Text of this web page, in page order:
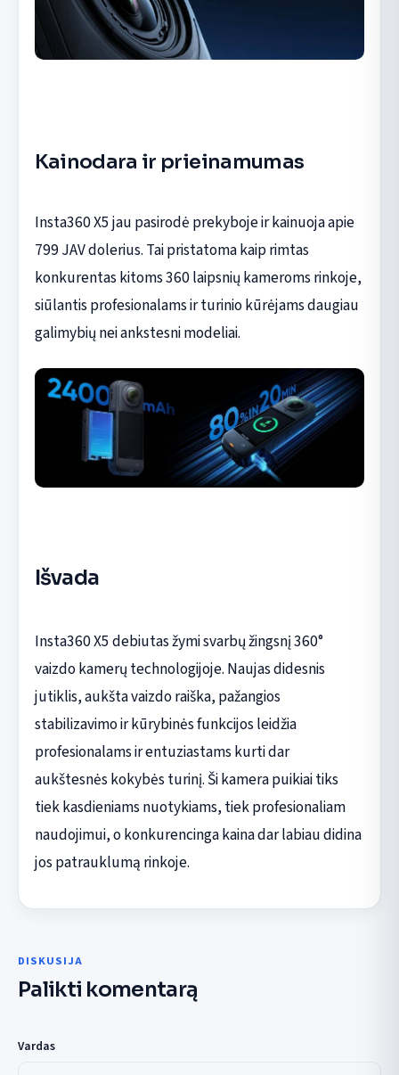
Kainodara ir prieinamumas
Insta360 X5 jau pasirodė prekyboje ir kainuoja apie
799 JAV dolerius. Tai pristatoma kaip rimtas
konkurentas kitoms 360 laipsnių kameroms rinkoje,
siūlantis profesionalams ir turinio kūrėjams daugiau
galimybių nei ankstesni modeliai.
Išvada
Insta360 X5 debiutas žymi svarbų žingsnį 360°
vaizdo kamerų technologijoje. Naujas didesnis
jutiklis, aukšta vaizdo raiška, pažangios
stabilizavimo ir kūrybinės funkcijos leidžia
profesionalams ir entuziastams kurti dar
aukštesnės kokybės turinį. Ši kamera puikiai tiks
tiek kasdieniams nuotykiams, tiek profesionaliam
naudojimui, o konkurencinga kaina dar labiau didina
jos patrauklumą rinkoje.
DISKUSIJA
Palikti komentarą
Vardas